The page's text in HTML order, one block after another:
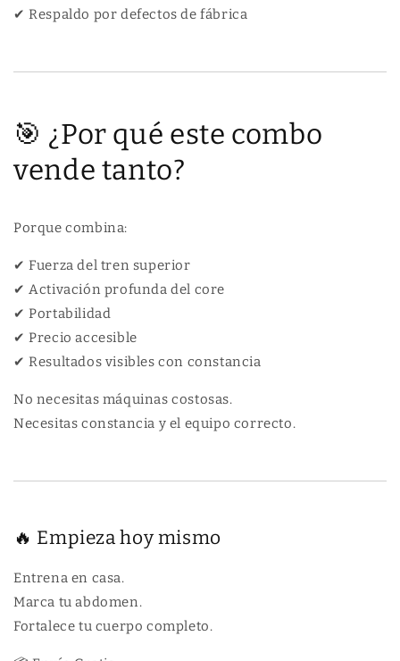
✔ Respaldo por defectos de fábrica
🎯 ¿Por qué este combo
vende tanto?
Porque combina:
✔ Fuerza del tren superior
✔ Activación profunda del core
✔ Portabilidad
✔ Precio accesible
✔ Resultados visibles con constancia
No necesitas máquinas costosas.
Necesitas constancia y el equipo correcto.
🔥 Empieza hoy mismo
Entrena en casa.
Marca tu abdomen.
Fortalece tu cuerpo completo.